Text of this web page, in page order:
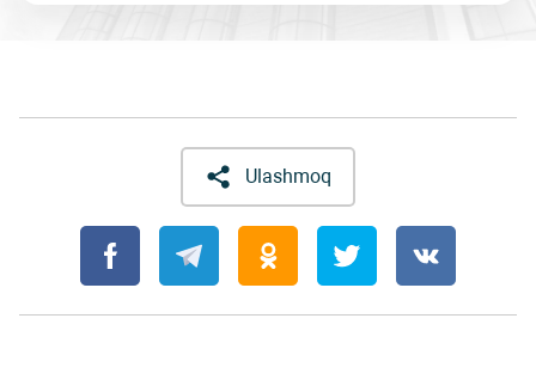
Ulashmoq